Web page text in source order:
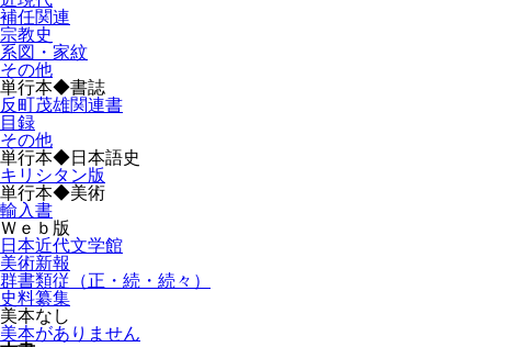
補任関連
宗教史
系図・家紋
その他
単行本◆書誌
反町茂雄関連書
目録
その他
単行本◆日本語史
キリシタン版
単行本◆美術
輸入書
Ｗｅｂ版
日本近代文学館
美術新報
群書類従（正・続・続々）
史料纂集
美本なし
美本がありません